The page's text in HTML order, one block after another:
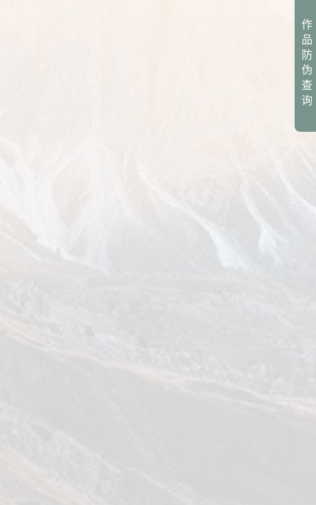
作
品
防
伪
查
询